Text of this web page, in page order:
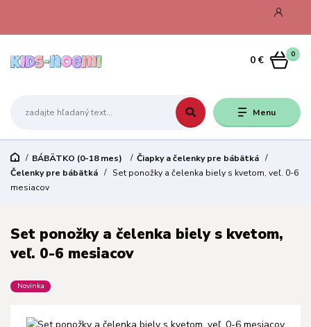
Menu
0
0 €
BÁBÄTKO (0-18 mes)
Čiapky a čelenky pre bábätká
Čelenky pre bábätká
Set ponožky a čelenka biely s kvetom, veľ. 0-6
mesiacov
Set ponožky a čelenka biely s kvetom,
veľ. 0-6 mesiacov
Novinka